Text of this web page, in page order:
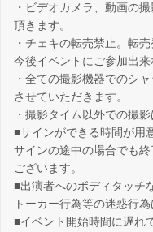
・ビデオカメラ、動画の
頂きます。
・チェキの転売禁止。転
今後イベントにご参加出来
・全ての撮影機器でのシ
させていただきます。
・撮影タイム以外での撮
■サインができる時間が用
サインの途中の場合でも
ございます。
■出演者へのボディタッチ
トーカー行為等の迷惑行
■イベント開始時間に遅れ